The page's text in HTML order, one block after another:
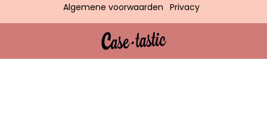
Algemene voorwaarden Privacy